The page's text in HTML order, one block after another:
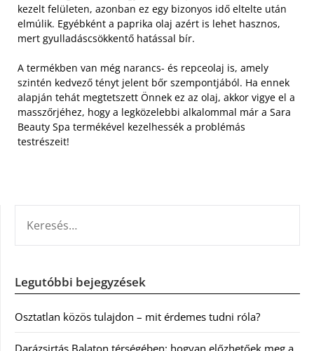
kezelt felületen, azonban ez egy bizonyos idő eltelte után
elmúlik. Egyébként a paprika olaj azért is lehet hasznos,
mert gyulladáscsökkentő hatással bír.
A termékben van még narancs- és repceolaj is, amely
szintén kedvező tényt jelent bőr szempontjából. Ha ennek
alapján tehát megtetszett Önnek ez az olaj, akkor vigye el a
masszőrjéhez, hogy a legközelebbi alkalommal már a Sara
Beauty Spa termékével kezelhessék a problémás
testrészeit!
Legutóbbi bejegyzések
Osztatlan közös tulajdon – mit érdemes tudni róla?
Darázsirtás Balaton térségében: hogyan előzhetőek meg a